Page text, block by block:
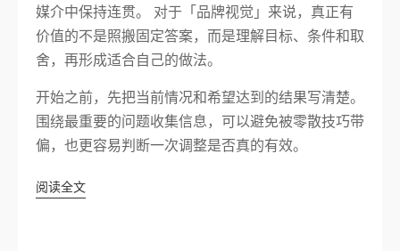
媒介中保持连贯。 对于「品牌视觉」来说，真正有
价值的不是照搬固定答案，而是理解目标、条件和取
舍，再形成适合自己的做法。
开始之前，先把当前情况和希望达到的结果写清楚。
围绕最重要的问题收集信息，可以避免被零散技巧带
偏，也更容易判断一次调整是否真的有效。
阅读全文